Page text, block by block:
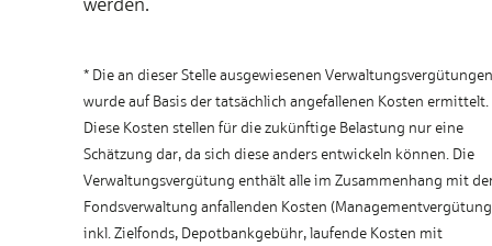
* Die an dieser Stelle ausge­wiesenen Verwaltungs­vergütungen
wurde auf Basis der tat­sächlich ange­fallenen Kosten ermittelt.
Diese Kosten stellen für die zukünftige Belastung nur eine
Schätz­ung dar, da sich diese anders ent­wickeln können. Die
Verwaltungs­vergütung enthält alle im Zusammen­hang mit
Fonds­verwaltung anfall­enden Kosten (Management­vergütung
inkl. Ziel­fonds, Depot­bankgebühr, laufende Kosten mit